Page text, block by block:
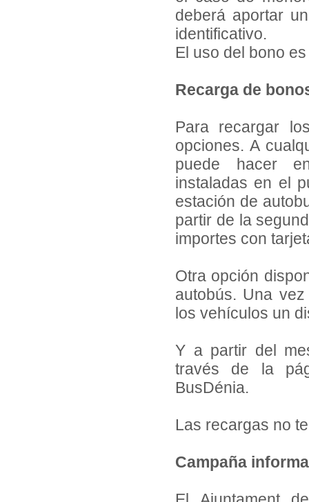
deberá aportar
identificativo.
El uso del bono
Recarga de
Para recargar
opciones. A
puede hacer
instaladas en el
estación de
partir de la
importes con
Otra opción
autobús. Una
los vehículos un
Y a partir del
través de la
BusDénia.
Las recargas no
Campaña